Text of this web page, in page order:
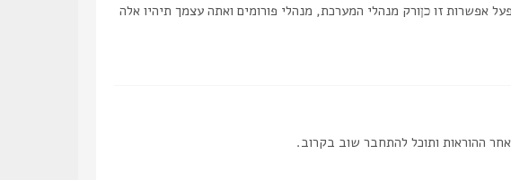
אפשרות זו כןורק מנהלי המערכת, מנהלי פורומים ואתה עצמך תיהיו אלה
ההוראות ותוכל להתחבר שוב בקרוב.